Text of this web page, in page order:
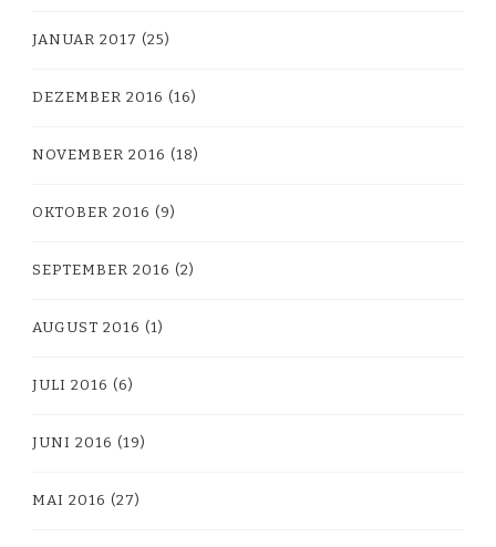
JANUAR 2017 (25)
DEZEMBER 2016 (16)
NOVEMBER 2016 (18)
OKTOBER 2016 (9)
SEPTEMBER 2016 (2)
AUGUST 2016 (1)
JULI 2016 (6)
JUNI 2016 (19)
MAI 2016 (27)